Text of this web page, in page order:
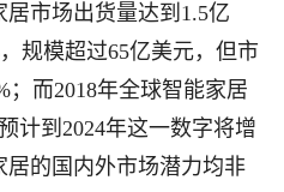
居市场出货量达到1.5亿
规模超过65亿美元，但市
；而2018年全球智能家居
计到2024年这一数字将增
居的国内外市场潜力均非